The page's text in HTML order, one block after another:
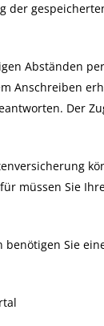
Abständen
Anschreiben
Der
müssen Sie
Sie